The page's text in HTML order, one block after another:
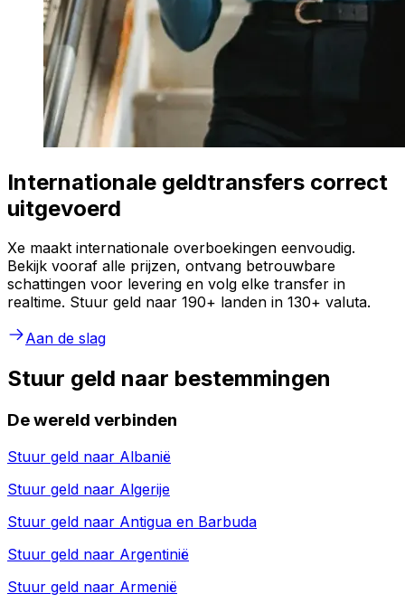
Internationale geldtransfers correct
uitgevoerd
Xe maakt internationale overboekingen eenvoudig.
Bekijk vooraf alle prijzen, ontvang betrouwbare
schattingen voor levering en volg elke transfer in
realtime. Stuur geld naar 190+ landen in 130+ valuta.
Aan de slag
Stuur geld naar bestemmingen
De wereld verbinden
Stuur geld naar Albanië
Stuur geld naar Algerije
Stuur geld naar Antigua en Barbuda
Stuur geld naar Argentinië
Stuur geld naar Armenië